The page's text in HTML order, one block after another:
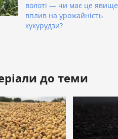
волоті — чи має це явище
вплив на урожайність
кукурудзи?
до теми